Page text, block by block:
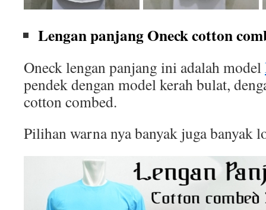
Lengan panjang Oneck cotton
Oneck lengan panjang ini adalah model
pendek dengan model kerah bulat,
cotton combed.
Pilihan warna nya banyak juga banyak